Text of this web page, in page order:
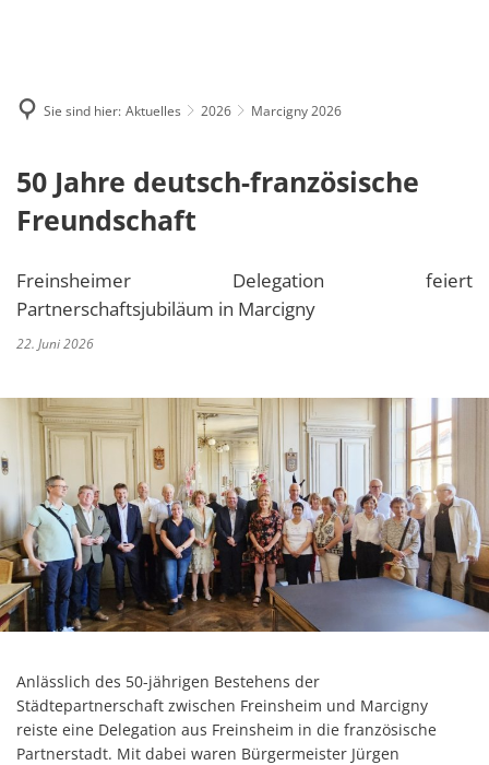
Sie sind hier: Aktuelles 2026 Marcigny 2026
50 Jahre deutsch-französische
Freundschaft
Freinsheimer Delegation feiert
Partnerschaftsjubiläum in Marcigny
22. Juni 2026
Anlässlich des 50-jährigen Bestehens der
Städtepartnerschaft zwischen Freinsheim und Marcigny
reiste eine Delegation aus Freinsheim in die französische
Partnerstadt. Mit dabei waren Bürgermeister Jürgen